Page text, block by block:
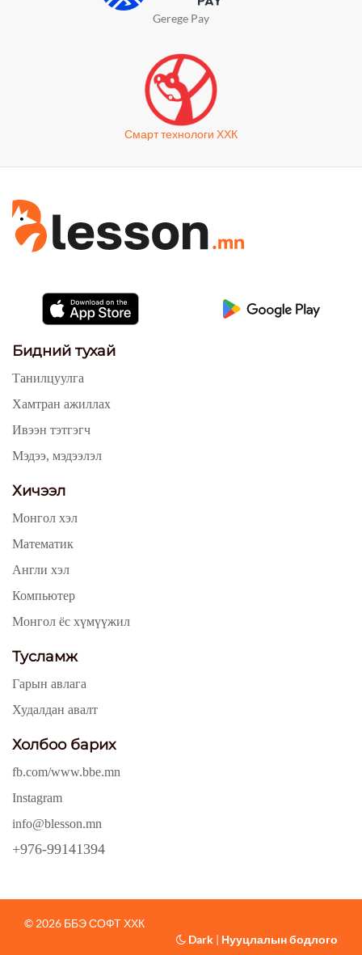
Gerege Pay
Смарт технологи ХХК
Бидний тухай
Танилцуулга
Хамтран ажиллах
Ивээн тэтгэгч
Мэдээ, мэдээлэл
Хичээл
Монгол хэл
Математик
Англи хэл
Компьютер
Монгол ёс хүмүүжил
Тусламж
Гарын авлага
Худалдан авалт
Холбоо барих
fb.com/www.bbe.mn
Instagram
info@blesson.mn
+976-99141394
© 2026 ББЭ СОФТ ХХК
Dark | Нууцлалын бодлого